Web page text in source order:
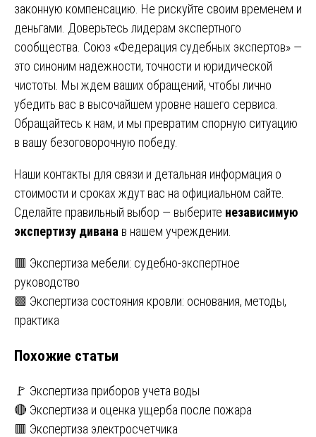
законную компенсацию. Не рискуйте своим временем и
деньгами. Доверьтесь лидерам экспертного
сообщества. Союз «Федерация судебных экспертов» —
это синоним надежности, точности и юридической
чистоты. Мы ждем ваших обращений, чтобы лично
убедить вас в высочайшем уровне нашего сервиса.
Обращайтесь к нам, и мы превратим спорную ситуацию
в вашу безоговорочную победу.
Наши контакты для связи и детальная информация о
стоимости и сроках ждут вас на официальном сайте
Сделайте правильный выбор — выберите независимую
экспертизу дивана в нашем учреждении.
Навигация
по
записям
🟥 Экспертиза мебели: судебно-экспертное
руководство
🟩 Экспертиза состояния кровли: основания, методы,
практика
Похожие статьи
🚩 Экспертиза приборов учета воды
🔴 Экспертиза и оценка ущерба после пожара
🟥 Экспертиза электросчетчика